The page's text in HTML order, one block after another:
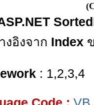
งอิงจาก Index
: 1,2,3,4